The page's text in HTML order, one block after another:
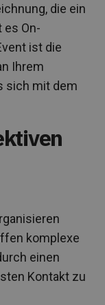
die ein
es On-
ist die
Ihrem
sich mit dem
komplexe
einen
Kontakt zu